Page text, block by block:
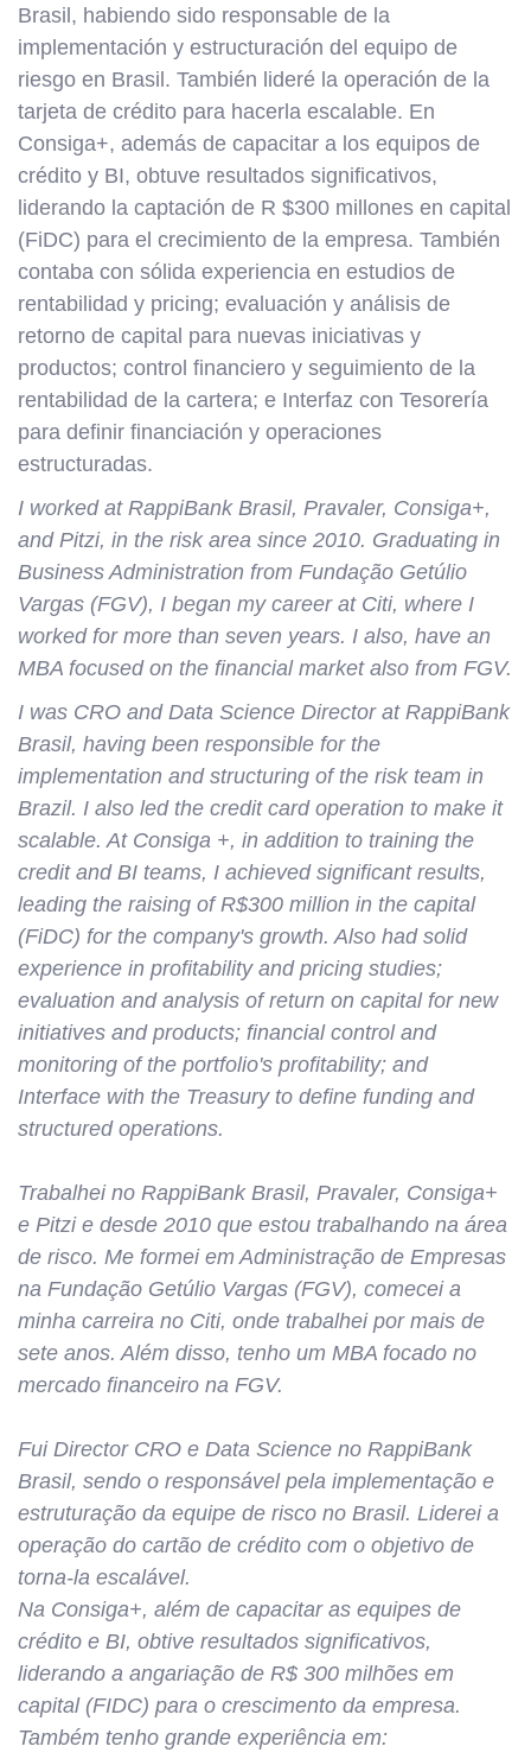
Brasil, habiendo sido responsable de la
implementación y estructuración del equipo de
riesgo en Brasil. También lideré la operación de la
tarjeta de crédito para hacerla escalable. En
Consiga+, además de capacitar a los equipos de
crédito y BI, obtuve resultados significativos,
liderando la captación de R $300 millones en capital
(FiDC) para el crecimiento de la empresa. También
contaba con sólida experiencia en estudios de
rentabilidad y pricing; evaluación y análisis de
retorno de capital para nuevas iniciativas y
productos; control financiero y seguimiento de la
rentabilidad de la cartera; e Interfaz con Tesorería
para definir financiación y operaciones
estructuradas.
I worked at RappiBank Brasil, Pravaler, Consiga+,
and Pitzi, in the risk area since 2010. Graduating in
Business Administration from Fundação Getúlio
Vargas (FGV), I began my career at Citi, where I
worked for more than seven years. I also, have an
MBA focused on the financial market also from FGV.
I was CRO and Data Science Director at RappiBank
Brasil, having been responsible for the
implementation and structuring of the risk team in
Brazil. I also led the credit card operation to make it
scalable. At Consiga +, in addition to training the
credit and BI teams, I achieved significant results,
leading the raising of R$300 million in the capital
(FiDC) for the company's growth. Also had solid
experience in profitability and pricing studies;
evaluation and analysis of return on capital for new
initiatives and products; financial control and
monitoring of the portfolio's profitability; and
Interface with the Treasury to define funding and
structured operations.
Trabalhei no RappiBank Brasil, Pravaler, Consiga+
e Pitzi e desde 2010 que estou trabalhando na área
de risco. Me formei em Administração de Empresas
na Fundação Getúlio Vargas (FGV), comecei a
minha carreira no Citi, onde trabalhei por mais de
sete anos. Além disso, tenho um MBA focado no
mercado financeiro na FGV.
Fui Director CRO e Data Science no RappiBank
Brasil, sendo o responsável pela implementação e
estruturação da equipe de risco no Brasil. Liderei a
operação do cartão de crédito com o objetivo de
torna-la escalável.
Na Consiga+, além de capacitar as equipes de
crédito e BI, obtive resultados significativos,
liderando a angariação de R$ 300 milhões em
capital (FIDC) para o crescimento da empresa.
Também tenho grande experiência em: